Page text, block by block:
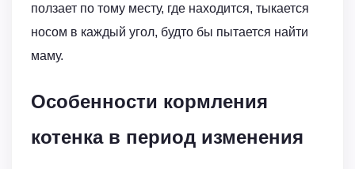
ползает по тому месту, где находится, тыкается
носом в каждый угол, будто бы пытается найти
маму.
Особенности кормления
котенка в период изменения